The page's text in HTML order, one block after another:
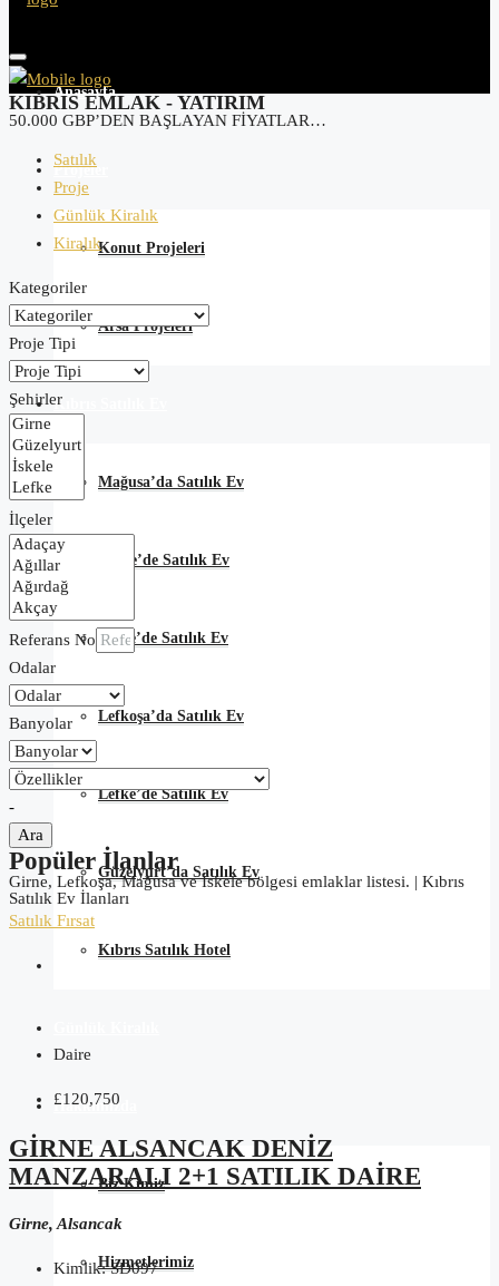
Anasayfa
Projeler
Konut Projeleri
Arsa Projeleri
Kıbrıs Satılık Ev
Mağusa’da Satılık Ev
Girne’de Satılık Ev
İskele’de Satılık Ev
Lefkoşa’da Satılık Ev
Lefke’de Satılık Ev
Güzelyurt’da Satılık Ev
Kıbrıs Satılık Hotel
Hakkımızda
Biz Kimiz
Hizmetlerimiz
KIBRIS EMLAK - YATIRIM
50.000 GBP’DEN BAŞLAYAN FİYATLAR…
Satılık
Proje
Günlük Kiralık
Kiralık
Kategoriler
Proje Tipi
Şehirler
İlçeler
Referans No
Odalar
Banyolar
-
Ara
Popüler İlanlar
Girne, Lefkoşa, Mağusa ve İskele bölgesi emlaklar listesi. | Kıbrıs
Satılık Ev İlanları
Satılık Fırsat
Daire
£120,750
GIRNE ALSANCAK DENIZ
MANZARALI 2+1 SATILIK DAIRE
Girne, Alsancak
Kimlik: SD097